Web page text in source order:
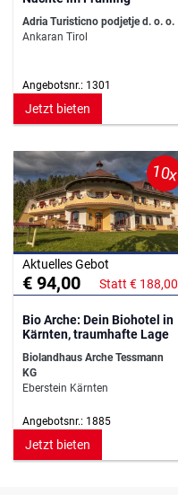
Adria Turisticno podjetje d. o. o.
Ankaran Tirol
Angebotsnr.: 1301
Jetzt bieten
10x
Aktuelles Gebot
€ 94,00 Statt € 188,00
Bio Arche: Dein Biohotel in
Kärnten, traumhafte Lage
Biolandhaus Arche Tessmann
KG
Eberstein Kärnten
Angebotsnr.: 1885
Jetzt bieten